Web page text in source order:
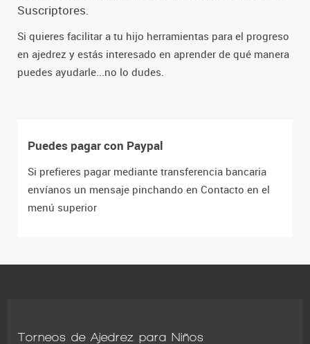
Suscriptores.
Si quieres facilitar a tu hijo herramientas para el progreso
en ajedrez y estás interesado en aprender de qué manera
puedes ayudarle...no lo dudes.
Puedes pagar con Paypal
Si prefieres pagar mediante transferencia bancaria
envíanos un mensaje pinchando en Contacto en el
menú superior
Torneos de Ajedrez para Niños